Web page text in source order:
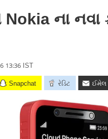
ના નવા
13:36 IST
Snapchat રેડિટ ઈમેલ